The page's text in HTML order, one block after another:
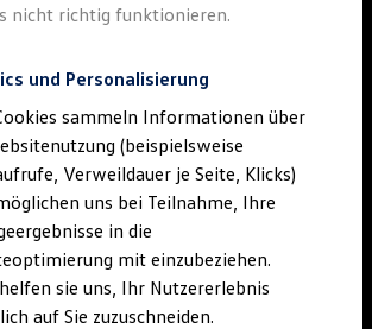
Class bei Volkswagen
Gewinn
Tutorials
EVERY1
nicht richtig funktionieren.
und Personalisierung
sammeln Informationen über
(beispielsweise
Verweildauer je Seite, Klicks)
uns bei Teilnahme, Ihre
in die
mit einzubeziehen.
sie uns, Ihr Nutzererlebnis
auf Sie zuzuschneiden.